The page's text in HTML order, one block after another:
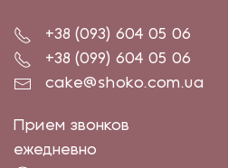
+38 (093) 604 05 06
+38 (099) 604 05 06
cake@shoko.com.ua
Прием звонков
ежедневно